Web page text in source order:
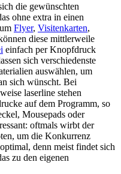
die gewünschten
ohne extra in einen
Flyer, Visitenkarten,
diese mittlerweile
einfach per Knopfdruck
sich verschiedenste
auswählen, um
sich wünscht. Bei
laserline stehen
auf dem Programm, so
Mousepads oder
oftmals wirbt der
um die Konkurrenz
denn meist findet sich
zu den eigenen